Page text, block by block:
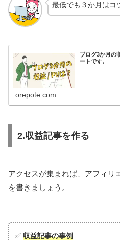
最低でも３か月はコ
ブログ3か月の
ートです。
orepote.com
2.収益記事を作る
アクセスが集まれば、アフィリ
を書きましょう。
✅ 収益記事の事例